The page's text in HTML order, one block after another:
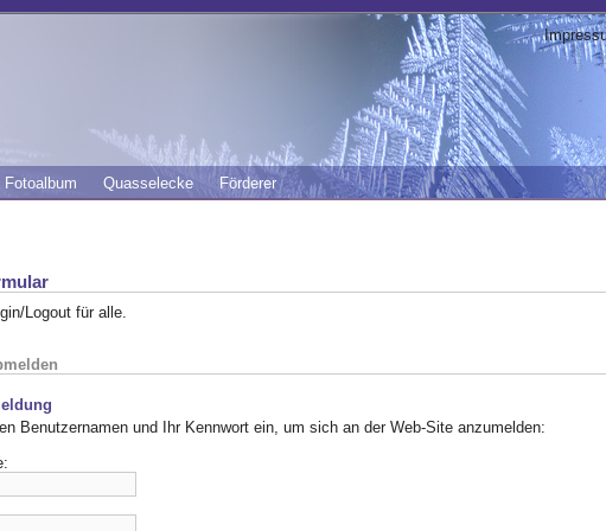
Fotoalbum Quasselecke Förderer
Logout für alle.
Benutzernamen und Ihr Kennwort ein, um sich an der Web-Site anzumelden: